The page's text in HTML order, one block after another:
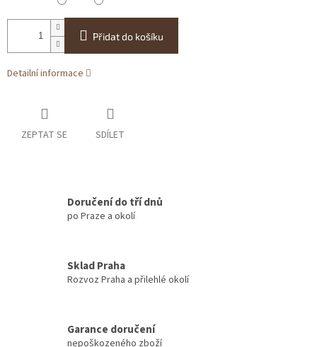
Přidat do košíku
Detailní informace
ZEPTAT SE SDÍLET
Doručení do tří dnů
po Praze a okolí
Sklad Praha
Rozvoz Praha a přilehlé okolí
Garance doručení
nepoškozeného zboží